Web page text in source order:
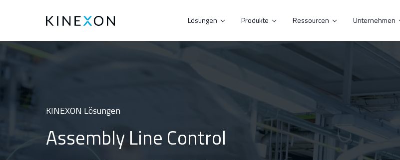
Lösungen  Produkte  Ressourcen  Unternehmen
KINEXON Lösungen
Assembly Line Control